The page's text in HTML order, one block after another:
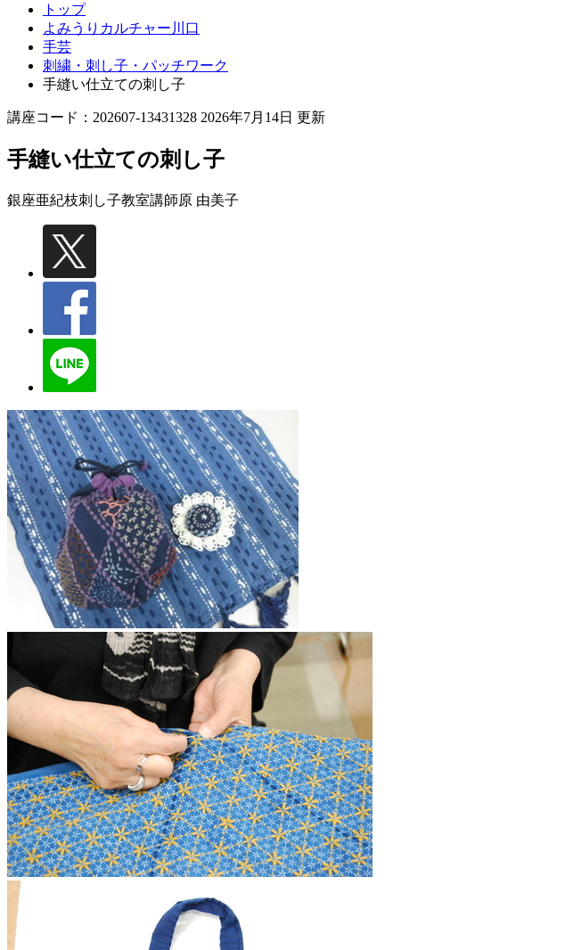
トップ
よみうりカルチャー川口
手芸
刺繍・刺し子・パッチワーク
手縫い仕立ての刺し子
講座コード：202607-13431328 2026年7月14日 更新
手縫い仕立ての刺し子
銀座亜紀枝刺し子教室講師原 由美子